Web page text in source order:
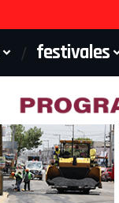
festivales